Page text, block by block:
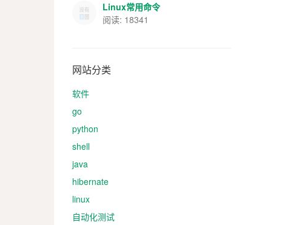
Linux常用命令
阅读: 18341
网站分类
软件
go
python
shell
java
hibernate
linux
自动化测试